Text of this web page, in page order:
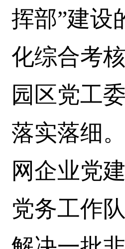
挥部”建设
化综合考
园区党工
落实落细
网企业党
党务工作